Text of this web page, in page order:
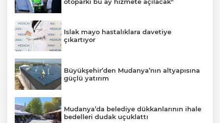
Islak mayo hastalıklara davetiye
çıkartıyor
Büyükşehir’den Mudanya’nın altyapısına
güçlü yatırım
Mudanya’da belediye dükkanlarının ihale
bedelleri dudak uçuklattı